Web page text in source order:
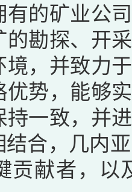
有的矿业公
的勘探、开
境，并致力
优势，能够
持一致，并
合，几内
贡献者，以